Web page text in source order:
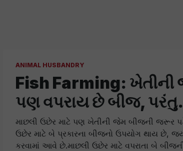
ANIMAL HUSBANDRY
Fish Farming: ખેતીની
પણ વપરાય છે બીજ,
માછલી ઉછેર માટે પણ ખેતીની જેમ બીજની જરૂર
ઉછેર માટે બે પ્રકારના બીજનો ઉપયોગ થાય છે,
કરવામાં આવે છે.માછલી ઉછેર માટે વપરાતા બે